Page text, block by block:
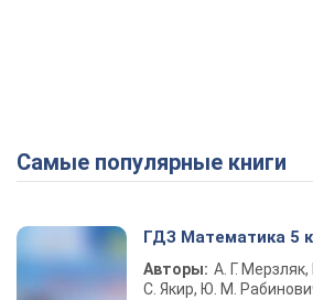
Самые популярные книги
ГДЗ Математика 5
Авторы: А. Г.
С. Якир, Ю. М.